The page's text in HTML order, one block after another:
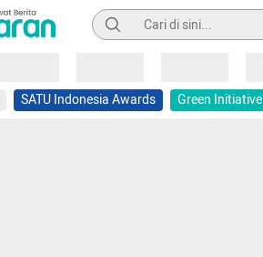
Pencarian
SATU Indonesia Awards Green Initiative